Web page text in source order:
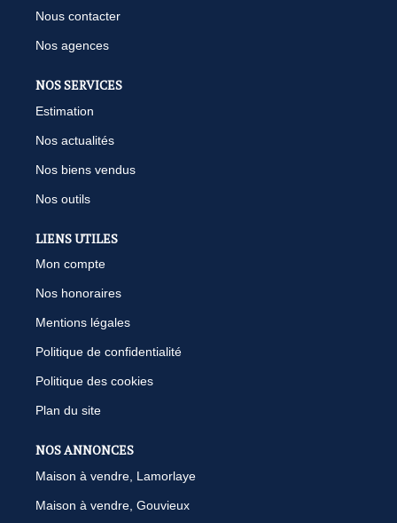
Nous contacter
Nos agences
NOS SERVICES
Estimation
Nos actualités
Nos biens vendus
Nos outils
LIENS UTILES
Mon compte
Nos honoraires
Mentions légales
Politique de confidentialité
Politique des cookies
Plan du site
NOS ANNONCES
Maison à vendre, Lamorlaye
Maison à vendre, Gouvieux